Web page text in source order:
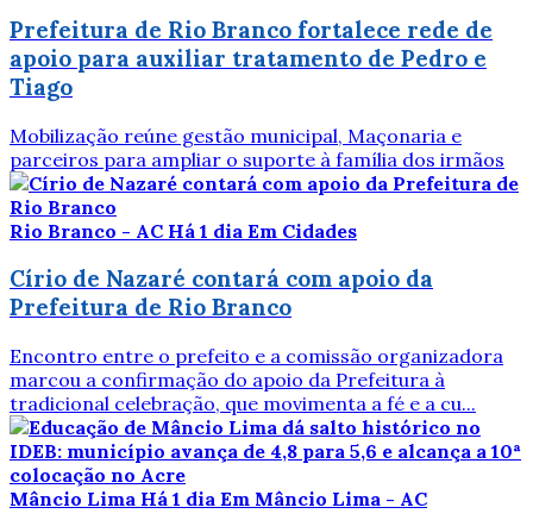
Prefeitura de Rio Branco fortalece rede de
apoio para auxiliar tratamento de Pedro e
Tiago
Mobilização reúne gestão municipal, Maçonaria e
parceiros para ampliar o suporte à família dos irmãos
Rio Branco - AC Há 1 dia Em Cidades
Círio de Nazaré contará com apoio da
Prefeitura de Rio Branco
Encontro entre o prefeito e a comissão organizadora
marcou a confirmação do apoio da Prefeitura à
tradicional celebração, que movimenta a fé e a cu...
Mâncio Lima Há 1 dia Em Mâncio Lima - AC